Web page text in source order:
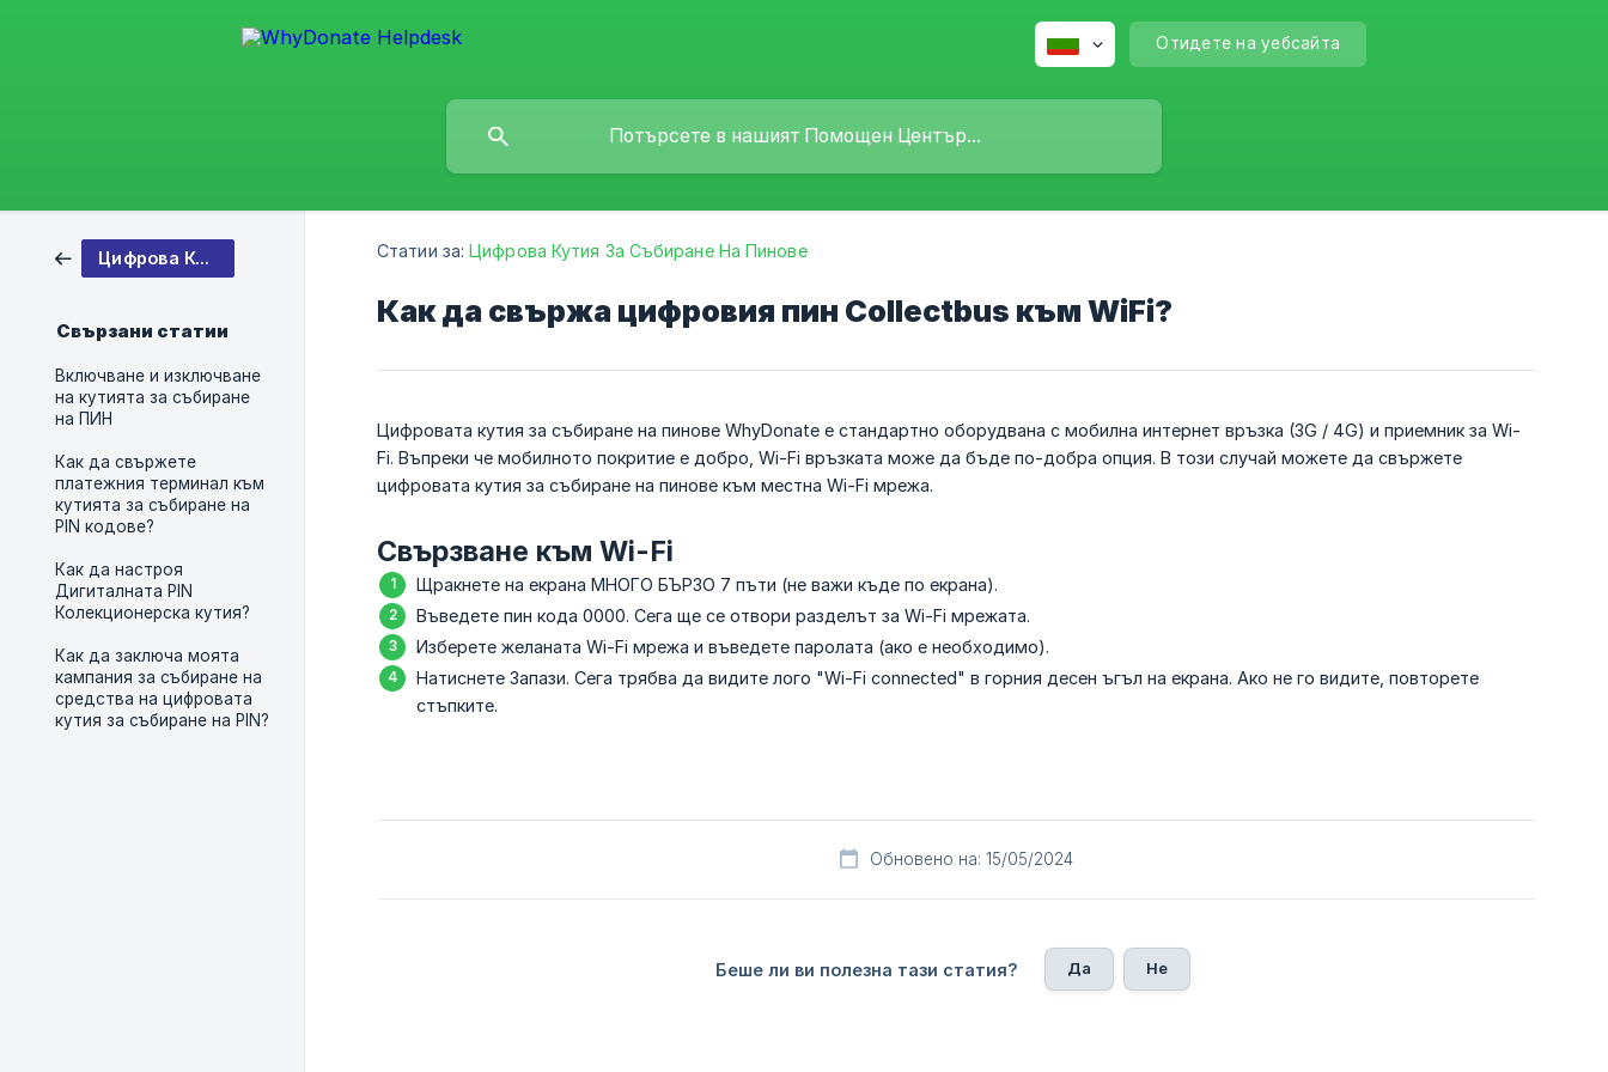
Отидете на уебсайта
Цифрова Кутия За Събиране На Пинове
Свързани статии
Включване и изключване
на кутията за събиране
на ПИН
Как да свържете
платежния терминал към
кутията за събиране на
PIN кодове?
Как да настроя
Дигиталната PIN
Колекционерска кутия?
Как да заключа моята
кампания за събиране на
средства на цифровата
кутия за събиране на PIN?
Статии за: Цифрова Кутия За Събиране На Пинове
Как да свържа цифровия пин Collectbus към WiFi?
Цифровата кутия за събиране на пинове WhyDonate е стандартно оборудвана с мобилна интернет връзка (3G / 4G) и приемник за Wi-
Fi. Въпреки че мобилното покритие е добро, Wi-Fi връзката може да бъде по-добра опция. В този случай можете да свържете
цифровата кутия за събиране на пинове към местна Wi-Fi мрежа.
Свързване към Wi-Fi
Щракнете на екрана МНОГО БЪРЗО 7 пъти (не важи къде по екрана).
Въведете пин кода 0000. Сега ще се отвори разделът за Wi-Fi мрежата.
Изберете желаната Wi-Fi мрежа и въведете паролата (ако е необходимо).
Натиснете Запази. Сега трябва да видите лого "Wi-Fi connected" в горния десен ъгъл на екрана. Ако не го видите, повторете
стъпките.
Обновено на: 15/05/2024
Беше ли ви полезна тази статия? Да Не